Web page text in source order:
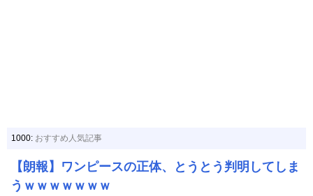
1000: おすすめ人気記事
【朗報】ワンピースの正体、とうとう判明してしま
うｗｗｗｗｗｗｗ